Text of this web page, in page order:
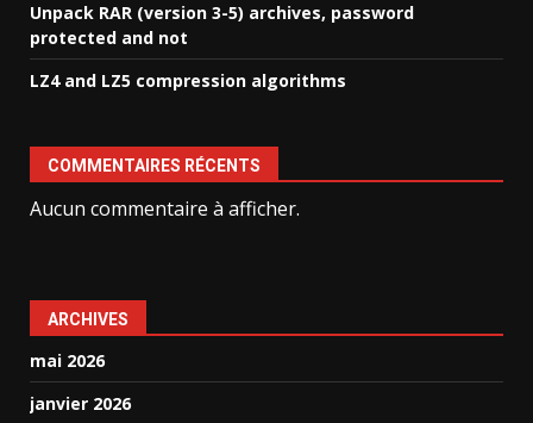
Unpack RAR (version 3-5) archives, password
protected and not
LZ4 and LZ5 compression algorithms
COMMENTAIRES RÉCENTS
Aucun commentaire à afficher.
ARCHIVES
mai 2026
janvier 2026